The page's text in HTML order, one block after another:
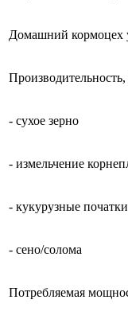
Домашний кормоцех
- сухое зерно
- измельчение
- кукурузные початки
- сено/солома
Потребляемая